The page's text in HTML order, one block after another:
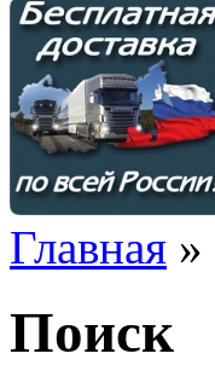
Главная »
Поиск